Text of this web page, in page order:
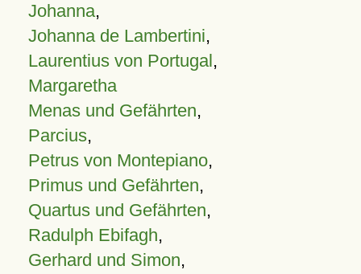
Johanna,
Johanna de Lambertini,
Laurentius von Portugal,
Margaretha
Menas und Gefährten,
Parcius,
Petrus von Montepiano,
Primus und Gefährten,
Quartus und Gefährten,
Radulph Ebifagh,
Gerhard und Simon,